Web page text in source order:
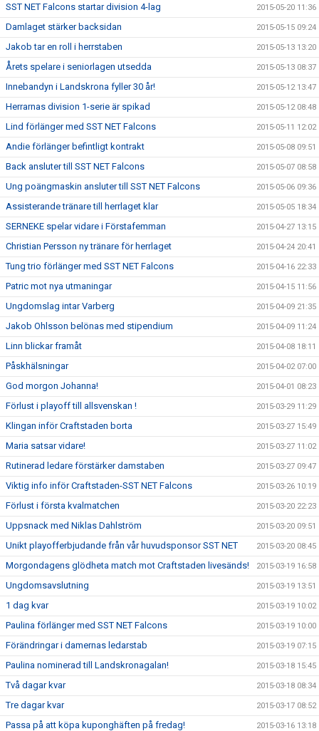
SST NET Falcons startar division 4-lag 2015-05-20 11:36
Damlaget stärker backsidan 2015-05-15 09:24
Jakob tar en roll i herrstaben 2015-05-13 13:20
Årets spelare i seniorlagen utsedda 2015-05-13 08:37
Innebandyn i Landskrona fyller 30 år! 2015-05-12 13:47
Herrarnas division 1-serie är spikad 2015-05-12 08:48
Lind förlänger med SST NET Falcons 2015-05-11 12:02
Andie förlänger befintligt kontrakt 2015-05-08 09:51
Back ansluter till SST NET Falcons 2015-05-07 08:58
Ung poängmaskin ansluter till SST NET Falcons 2015-05-06 09:36
Assisterande tränare till herrlaget klar 2015-05-05 18:34
SERNEKE spelar vidare i Förstafemman 2015-04-27 13:15
Christian Persson ny tränare för herrlaget 2015-04-24 20:41
Tung trio förlänger med SST NET Falcons 2015-04-16 22:33
Patric mot nya utmaningar 2015-04-15 11:56
Ungdomslag intar Varberg 2015-04-09 21:35
Jakob Ohlsson belönas med stipendium 2015-04-09 11:24
Linn blickar framåt 2015-04-08 18:11
Påskhälsningar 2015-04-02 07:00
God morgon Johanna! 2015-04-01 08:23
Förlust i playoff till allsvenskan ! 2015-03-29 11:29
Klingan inför Craftstaden borta 2015-03-27 15:49
Maria satsar vidare! 2015-03-27 11:02
Rutinerad ledare förstärker damstaben 2015-03-27 09:47
Viktig info inför Craftstaden-SST NET Falcons 2015-03-26 10:19
Förlust i första kvalmatchen 2015-03-20 22:23
Uppsnack med Niklas Dahlström 2015-03-20 09:51
Unikt playofferbjudande från vår huvudsponsor SST NET 2015-03-20 08:45
Morgondagens glödheta match mot Craftstaden livesänds! 2015-03-19 16:58
Ungdomsavslutning 2015-03-19 13:51
1 dag kvar 2015-03-19 10:02
Paulina förlänger med SST NET Falcons 2015-03-19 10:00
Förändringar i damernas ledarstab 2015-03-19 07:15
Paulina nominerad till Landskronagalan! 2015-03-18 15:45
Två dagar kvar 2015-03-18 08:34
Tre dagar kvar 2015-03-17 08:52
Passa på att köpa kuponghäften på fredag! 2015-03-16 13:18